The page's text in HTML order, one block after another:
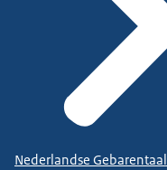
Nederlandse Gebarentaal